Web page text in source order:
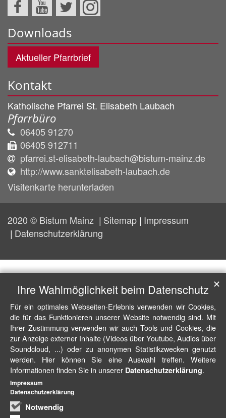
Downloads
Aktueller Pfarrbrief
Kontakt
Katholische Pfarrei St. Elisabeth Laubach
Pfarrbüro
06405 91270
06405 912711
pfarrei.st-elisabeth-laubach@bistum-mainz.de
http://www.sanktelisabeth-laubach.de
Visitenkarte herunterladen
2020 © Bistum Mainz Sitemap Impressum
Datenschutzerklärung
Ihre Wahlmöglichkeit beim Datenschutz
Für ein optimales Webseiten-Erlebnis verwenden wir Cookies,
die für das Funktionieren unserer Website notwendig sind. Mit
Ihrer Zustimmung verwenden wir auch Tools und Cookies, die
zur Anzeige externer Inhalte (Videos über Youtube, Audios über
Soundcloud, ...) oder zu anonymen Statistikzwecken genutzt
werden. Hier können Sie eine Auswahl treffen. Weitere
Informationen finden Sie in unserer Datenschutzerklärung.
Notwendig
✕
Impressum
Datenschutzerklärung